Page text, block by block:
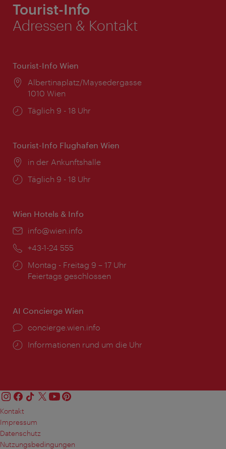
Tourist-Info
Adressen & Kontakt
Tourist-Info Wien
Ort:
Albertinaplatz/Maysedergasse
1010 Wien
Öffnungszeiten:
Täglich 9 - 18 Uhr
Tourist-Info Flughafen Wien
Ort:
in der Ankunftshalle
Öffnungszeiten:
Täglich 9 - 18 Uhr
Wien Hotels & Info
Email:
info@wien.info
Telefon:
+43-1-24 555
Öffnungszeiten:
Montag - Freitag 9 – 17 Uhr
Feiertags geschlossen
AI Concierge Wien
Ort:
concierge.wien.info
Öffnungszeiten:
Informationen rund um die Uhr
Kontakt
Impressum
Datenschutz
Nutzungsbedingungen